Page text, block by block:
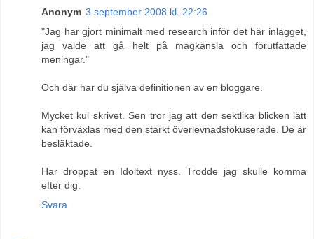
Anonym 3 september 2008 kl. 22:26
"Jag har gjort minimalt med research inför det här inlägget,
jag valde att gå helt på magkänsla och förutfattade
meningar."
Och där har du själva definitionen av en bloggare.
Mycket kul skrivet. Sen tror jag att den sektlika blicken lätt
kan förväxlas med den starkt överlevnadsfokuserade. De är
besläktade.
Har droppat en Idoltext nyss. Trodde jag skulle komma
efter dig.
Svara